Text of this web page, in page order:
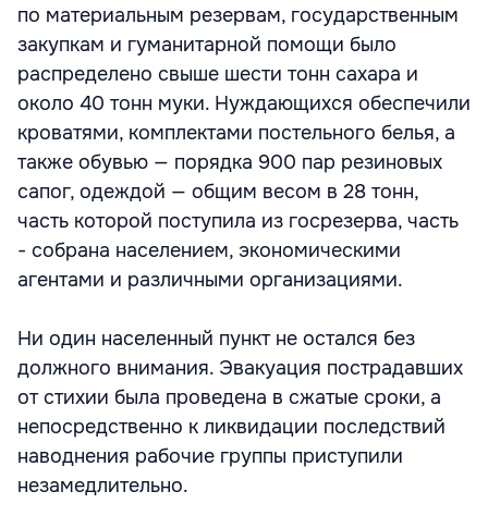
по материальным резервам, государственным
закупкам и гуманитарной помощи было
распределено свыше шести тонн сахара и
около 40 тонн муки. Нуждающихся обеспечили
кроватями, комплектами постельного белья, а
также обувью — порядка 900 пар резиновых
сапог, одеждой — общим весом в 28 тонн,
часть которой поступила из госрезерва, часть
- собрана населением, экономическими
агентами и различными организациями.
Ни один населенный пункт не остался без
должного внимания. Эвакуация пострадавших
от стихии была проведена в сжатые сроки, а
непосредственно к ликвидации последствий
наводнения рабочие группы приступили
незамедлительно.